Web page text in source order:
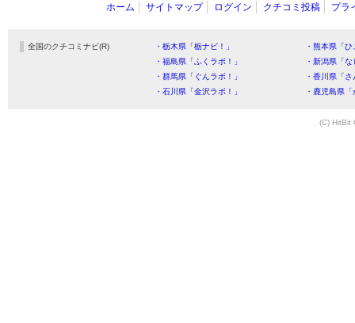
ホーム サイトマップ ログイン クチコミ投稿 プラ
全国のクチコミナビ(R) ・栃木県「栃ナビ！」
・熊本県「
・福島県「ふくラボ！」
・新潟県「
・群馬県「ぐんラボ！」
・香川県「
・石川県「金沢ラボ！」
・鹿児島県
(C) HitBit